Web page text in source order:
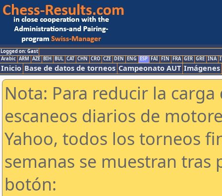
Logged on: Gast
Arabic ARM AZE BIH BUL CAT CHN CRO CZE DEN ENG ESP FAI FIN FRA GER GRE INA
Inicio Base de datos de torneos Campeonato AUT Imágenes
Nota: Para reducir la
escaneos diarios de
Yahoo, todos los torneos
semanas se muestran tras
botón: